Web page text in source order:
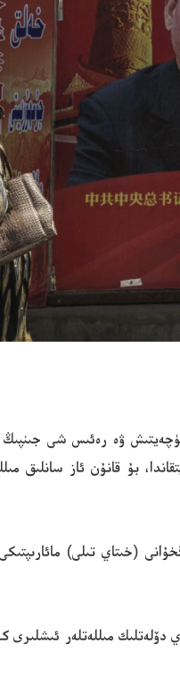
ئىتتىپاقلىقنى كۈچەيتىش ۋە رەئىس
بۇ قانۇن ئاز سانلىق
(خىتاي تىلى)
دۆلەتلىك مىللەتلەر ئىشلىرى